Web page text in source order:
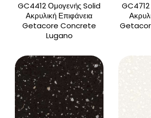
GC4412 Ομογενής Solid
Ακρυλική Επιφάνεια
Getacore Concrete
Lugano